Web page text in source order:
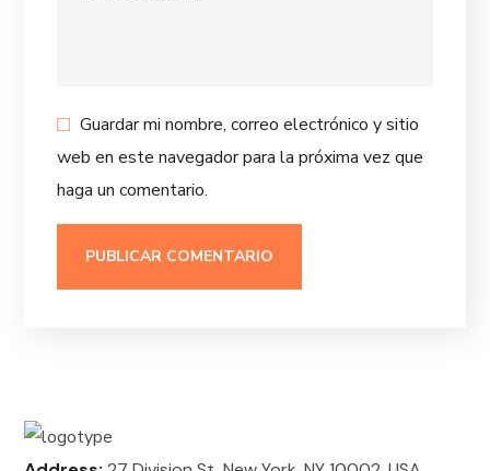
Guardar mi nombre, correo electrónico y sitio
web en este navegador para la próxima vez que
haga un comentario.